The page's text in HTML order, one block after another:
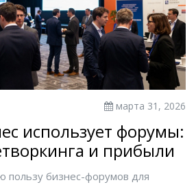
марта 31, 2026
использует форумы:
и прибыли
пользу бизнес-форумов для